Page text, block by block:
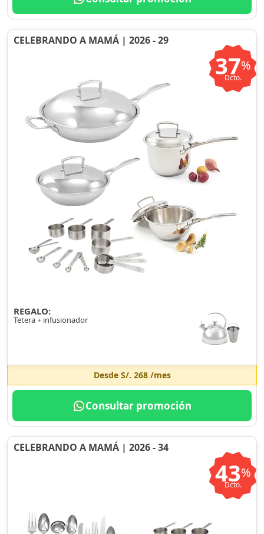
CELEBRANDO A MAMÁ | 2026 - 29
37%
Dcto.
REGALO:
Tetera + infusionador
Desde S/. 268/mes
Consultar promoción
CELEBRANDO A MAMÁ | 2026 - 34
43%
Dcto.